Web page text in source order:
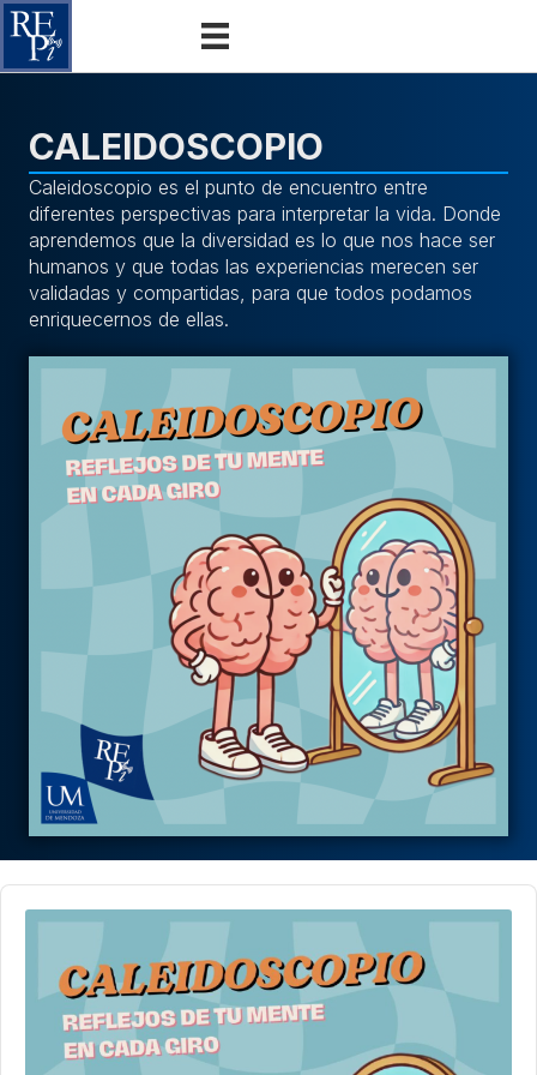
CALEIDOSCOPIO
Caleidoscopio es el punto de encuentro entre
diferentes perspectivas para interpretar la vida. Donde
aprendemos que la diversidad es lo que nos hace ser
humanos y que todas las experiencias merecen ser
validadas y compartidas, para que todos podamos
enriquecernos de ellas.
Audio
Player